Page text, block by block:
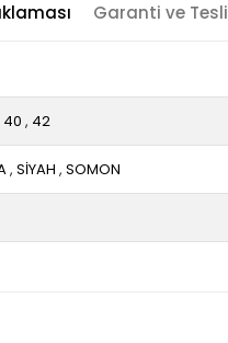
Garanti ve
40 , 42
,SİYAH ,SOMON